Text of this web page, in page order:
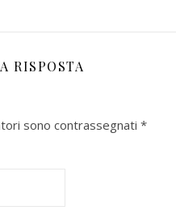
RISPOSTA
sono contrassegnati *